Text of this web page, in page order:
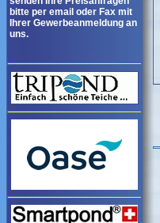
bitte per email oder Fax mit
Ihrer Gewerbeanmeldung an
uns.